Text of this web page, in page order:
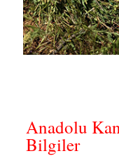
Anadolu
Bilgiler